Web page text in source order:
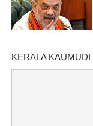
KERALA KAUMUDI